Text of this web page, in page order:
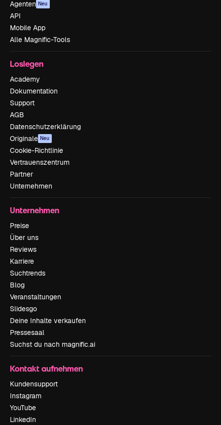
Agenten Neu
API
Mobile App
Alle Magnific-Tools
Loslegen
Academy
Dokumentation
Support
AGB
Datenschutzerklärung
Originale Neu
Cookie-Richtlinie
Vertrauenszentrum
Partner
Unternehmen
Unternehmen
Preise
Über uns
Reviews
Karriere
Suchtrends
Blog
Veranstaltungen
Slidesgo
Deine Inhalte verkaufen
Pressesaal
Suchst du nach magnific.ai
Kontakt aufnehmen
Kundensupport
Instagram
YouTube
LinkedIn